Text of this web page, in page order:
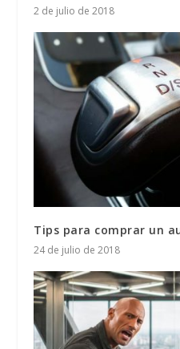
2 de julio de 2018
Tips para comprar un
24 de julio de 2018